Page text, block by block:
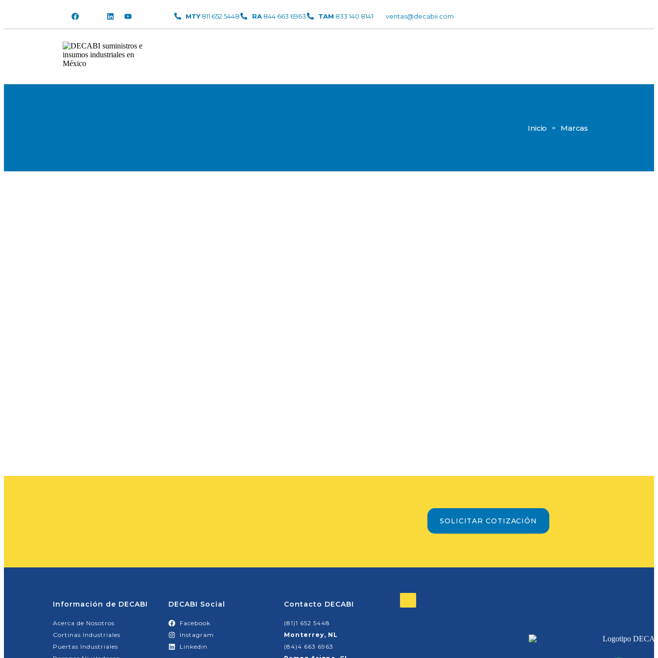
MTY811 652 5448 RA844 663 6963 TAM 833 140 8141 ventas@decabii.com
Inicio » Marcas
SOLICITAR COTIZACIÓN
Información de DECABI
Acerca de Nosotros
Cortinas Industriales
Puertas Industriales
DECABI Social
Facebook
Instagram
Linkedin
Contacto DECABI
(81)1 652 5448
Monterrey, NL
(84)4 663 6963